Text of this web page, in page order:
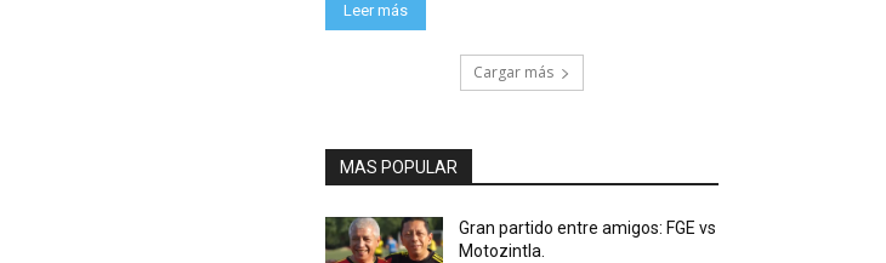
Leer más
Cargar más
MAS POPULAR
Gran partido entre amigos: FGE vs
Motozintla.